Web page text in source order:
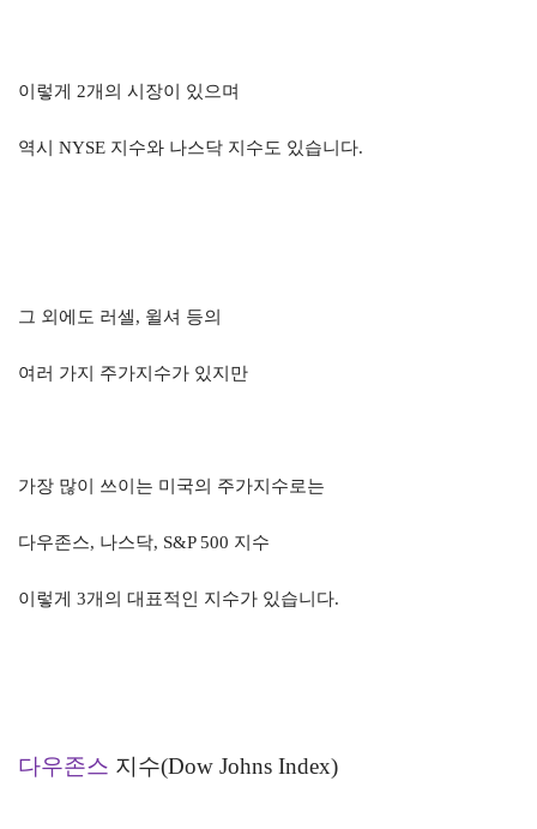
이렇게 2개의 시장이 있으며
역시 NYSE 지수와 나스닥 지수도 있습니다.
그 외에도 러셀, 윌셔 등의
여러 가지 주가지수가 있지만
가장 많이 쓰이는 미국의 주가지수로는
다우존스, 나스닥, S&P 500 지수
이렇게 3개의 대표적인 지수가 있습니다.
다우존스 지수(Dow Johns Index)